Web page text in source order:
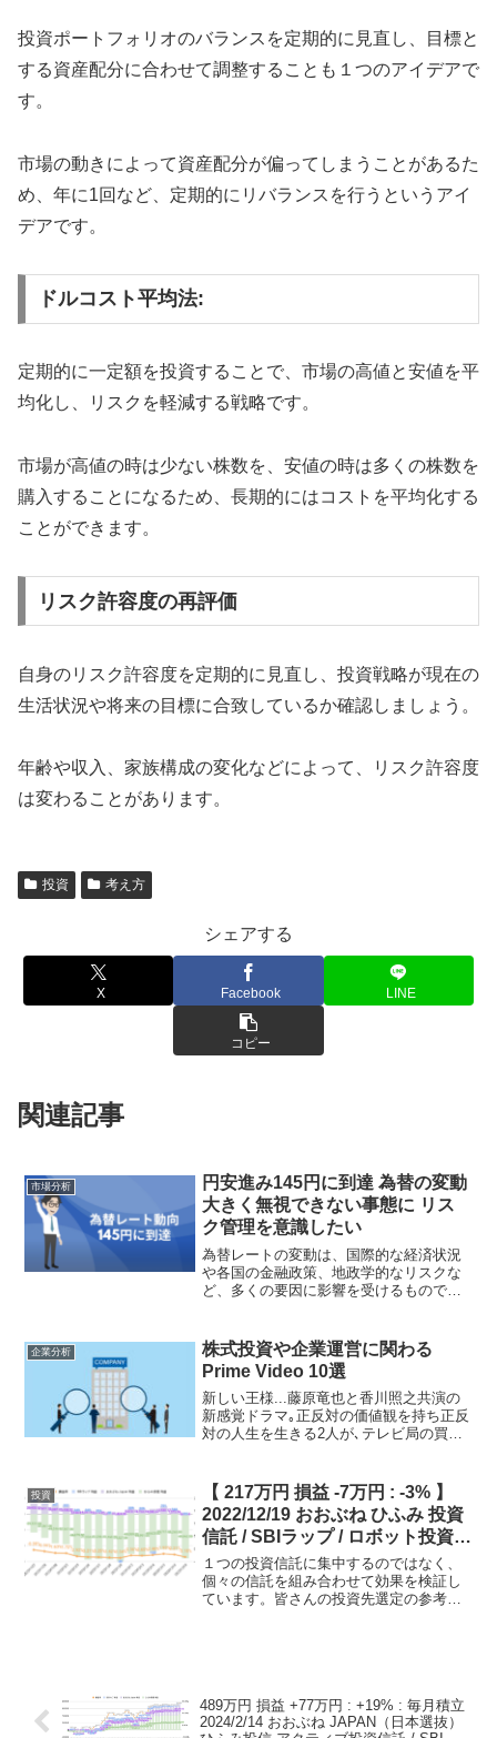
投資ポートフォリオのバランスを定期的に見直し、目標と
する資産配分に合わせて調整することも１つのアイデアで
す。
市場の動きによって資産配分が偏ってしまうことがあるた
め、年に1回など、定期的にリバランスを行うというアイ
デアです。
ドルコスト平均法:
定期的に一定額を投資することで、市場の高値と安値を平
均化し、リスクを軽減する戦略です。
市場が高値の時は少ない株数を、安値の時は多くの株数を
購入することになるため、長期的にはコストを平均化する
ことができます。
リスク許容度の再評価
自身のリスク許容度を定期的に見直し、投資戦略が現在の
生活状況や将来の目標に合致しているか確認しましょう。
年齢や収入、家族構成の変化などによって、リスク許容度
は変わることがあります。
投資 考え方
シェアする
X Facebook LINE
コピー
関連記事
市場分析
円安進み145円に到達 為替の変動
大きく無視できない事態に リス
ク管理を意識したい
為替レートの変動は、国際的な経済状況
や各国の金融政策、地政学的なリスクな
ど、多くの要因に影響を受けるもので
た。これは多くの市場参加者にとって驚
きの動きだったでしょう...
企業分析
株式投資や企業運営に関わる
Prime Video 10選
新しい王様...藤原竜也と香川照之共演の
新感覚ドラマ｡正反対の価値観を持ち正反
対の人生を生きる2人が､テレビ局の買収
にある中堅メーカー・東京建電。営業一
課の万年...
投資
【 217万円 損益 -7万円 : -3% 】
2022/12/19 おおぶね ひふみ 投資
信託 / SBIラップ / ロボット投資
前週末の暴落を受けて下落
１つの投資信託に集中するのではなく、
個々の信託を組み合わせて効果を検証し
ています。皆さんの投資先選定の参考と
489万円 損益 +77万円 : +19% : 毎月積立
2024/2/14 おおぶね JAPAN（日本選抜）